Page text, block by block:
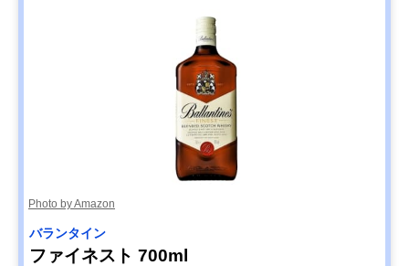
Photo by Amazon
バランタイン
ファイネスト 700ml